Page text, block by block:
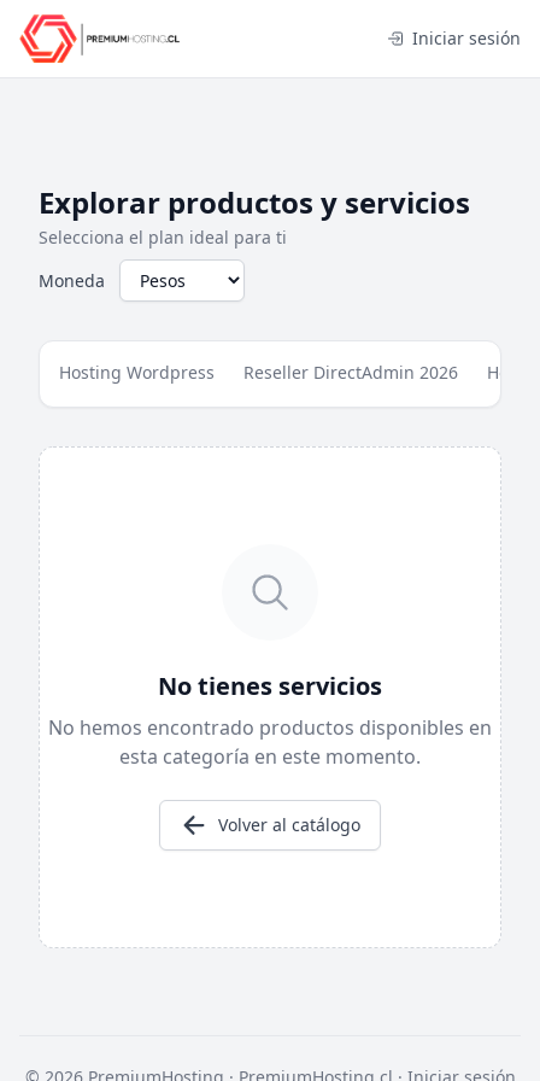
Iniciar sesión
Explorar productos y servicios
Selecciona el plan ideal para ti
Moneda
Hosting Wordpress Reseller DirectAdmin 2026
No tienes servicios
No hemos encontrado productos disponibles en
esta categoría en este momento.
Volver al catálogo